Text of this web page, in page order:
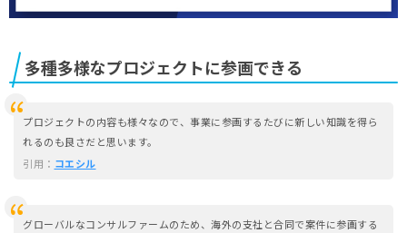
多種多様なプロジェクトに参画できる
プロジェクトの内容も様々なので、事業に参画するたびに新しい知識を得ら
れるのも良さだと思います。
引用： コエシル
グローバルなコンサルファームのため、海外の支社と合同で案件に参画する